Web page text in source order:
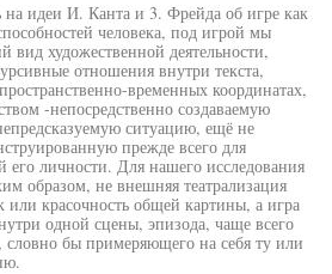
на идеи И. Канта и 3. Фрейда об игре как
человека, под игрой мы
вид художественной деятельности,
отношения внутри текста,
временных координатах,
-непосредственно создаваемую
ситуацию, ещё не
прежде всего для
его личности. Для нашего исследования
образом, не внешняя театрализация
или красочность общей картины, а игра
одной сцены, эпизода, чаще всего
словно бы примеряющего на себя ту или